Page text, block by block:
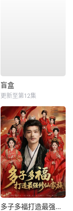
盲盒
更新至第12集
多子多福打造最强修仙家族